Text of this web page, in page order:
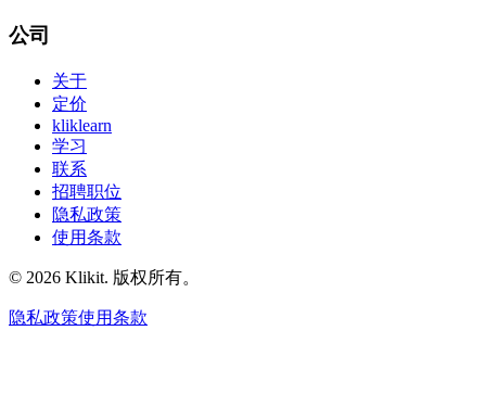
公司
关于
定价
kliklearn
学习
联系
招聘职位
隐私政策
使用条款
© 2026 Klikit. 版权所有。
隐私政策使用条款